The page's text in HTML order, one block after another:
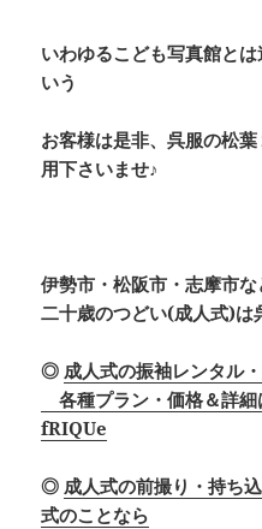
いわゆるこども写真館と
いう
お客様は是非、呉服の松
用下さいませ♪
伊勢市・松阪市・志摩市
二十歳のつどい(成人式)は
◎ 成人式の振袖レンタル
各種プラン・価格＆詳
fRIQUe
◎ 成人式の前撮り・持ち
式のことなら